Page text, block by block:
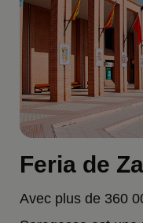
Feria de
Avec plus de 360